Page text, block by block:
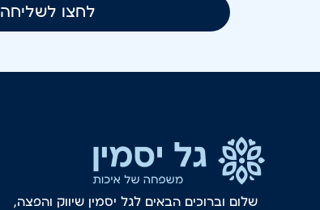
לחצו לשליחה
שלום וברוכים הבאים לגל יסמין שיווק והפצה,